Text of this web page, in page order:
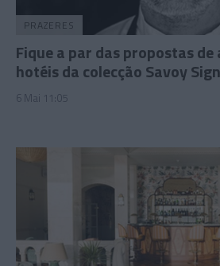
PRAZERES
Fique a par das propostas
hotéis da colecção Savoy
6 Mai 11:05